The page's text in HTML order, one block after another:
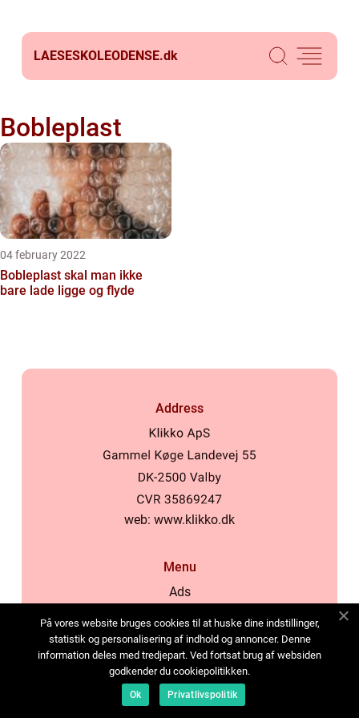
LAESESKOLEODENSE.dk
Bobleplast
04 february 2022
Bobleplast skal man ikke
bare lade ligge og flyde
Address
web: www.klikko.dk
Menu
Ads
Cookies
Contact
Sitemap
På vores website bruges cookies til at huske dine indstillinger,
statistik og personalisering af indhold og annoncer. Denne
information deles med tredjepart. Ved fortsat brug af websiden
godkender du cookiepolitikken.
Ok Privatlivspolitik